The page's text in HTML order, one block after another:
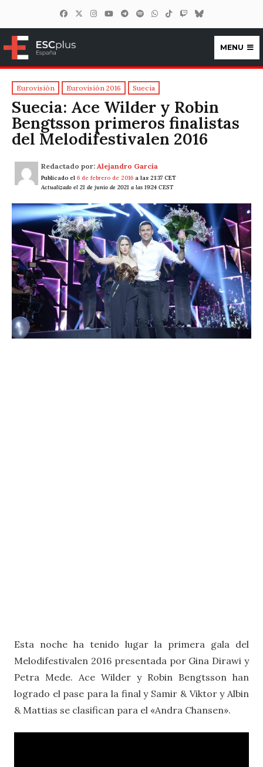
ESCplus España
MENU
Eurovisión Eurovisión 2016 Suecia
Suecia: Ace Wilder y Robin
Bengtsson primeros finalistas
del Melodifestivalen 2016
Redactado por: Alejandro García
Publicado el 6 de febrero de 2016 a las 21:37 CET
Actualizado el 21 de junio de 2021 a las 19:24 CEST
Esta noche ha tenido lugar la primera gala del
Melodifestivalen 2016 presentada por Gina Dirawi y
Petra Mede. Ace Wilder y Robin Bengtsson han
logrado el pase para la final y Samir & Viktor y Albin
& Mattias se clasifican para el «Andra Chansen».